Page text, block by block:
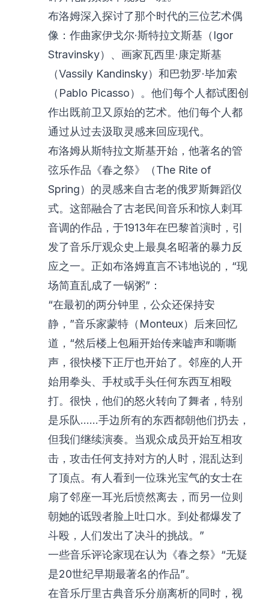
布洛姆深入探讨了那个时代的三位艺术偶
像：作曲家伊戈尔·斯特拉文斯基（Igor
Stravinsky）、画家瓦西里·康定斯基
（Vassily Kandinsky）和巴勃罗·毕加索
（Pablo Picasso）。他们每个人都试图创
作出既前卫又原始的艺术。他们每个人都
通过从过去汲取灵感来回应现代。
布洛姆从斯特拉文斯基开始，他著名的管
弦乐作品《春之祭》（The Rite of
Spring）的灵感来自古老的俄罗斯舞蹈仪
式。这部融合了古老民间音乐和惊人刺耳
音调的作品，于1913年在巴黎首演时，引
发了音乐厅观众史上最臭名昭著的暴力反
应之一。正如布洛姆直言不讳地说的，“现
场简直乱成了一锅粥”：
“在最初的两分钟里，公众还保持安
静，”音乐家蒙特（Monteux）后来回忆
道，“然后楼上包厢开始传来嘘声和嘶嘶
声，很快楼下正厅也开始了。邻座的人开
始用拳头、手杖或手头任何东西互相殴
打。很快，他们的怒火转向了舞者，特别
是乐队……手边所有的东西都朝他们扔去，
但我们继续演奏。当观众成员开始互相攻
击，攻击任何支持对方的人时，混乱达到
了顶点。有人看到一位珠光宝气的女士在
扇了邻座一耳光后愤然离去，而另一位则
朝她的诋毁者脸上吐口水。到处都爆发了
斗殴，人们发出了决斗的挑战。”
一些音乐评论家现在认为《春之祭》“无疑
是20世纪早期最著名的作品”。
在音乐厅里古典音乐分崩离析的同时，视